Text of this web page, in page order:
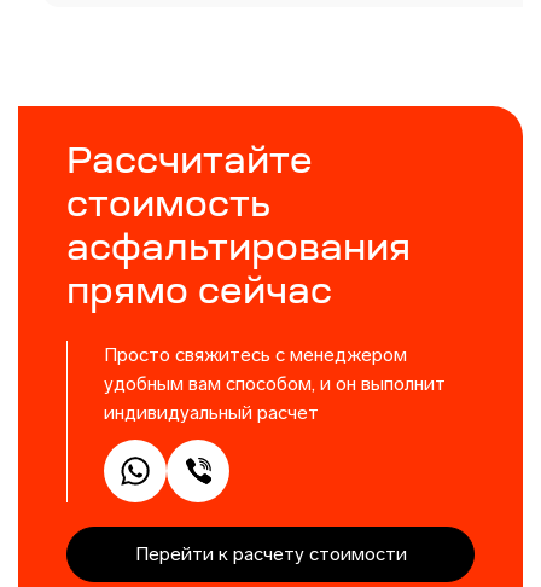
Рассчитайте
стоимость
асфальтирования
прямо сейчас
Просто свяжитесь с менеджером
удобным вам способом, и он выполнит
индивидуальный расчет
Перейти к расчету стоимости